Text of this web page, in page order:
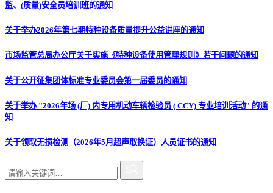
监、(质量)安全员培训班的通知
关于举办2026年第七期特种设备质量提升公益讲座的通知
市场监管总局办公厅关于实施《特种设备使用管理规则》若干问题的通知
关于公开征集团体标准专业委员会第一届委员的通知
关于举办 "2026年场 (厂) 内专用机动车辆检验员 ( CCY) 专业培训活动" 的通
知
关于领取无损检测（2026年5月超声取换证）人员证书的通知